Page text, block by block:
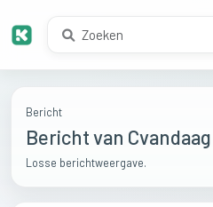
Bericht
Bericht van Cvandaag
Losse berichtweergave.